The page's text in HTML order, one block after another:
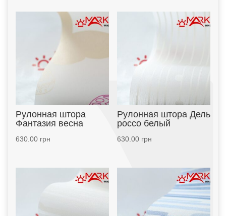
Рулонная штора
Фантазия весна
630.00грн
Рулонная штора Дель
россо белый
630.00грн